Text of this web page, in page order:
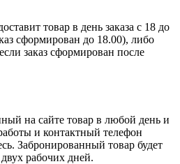
товар в день заказа с 18 до
сформирован до 18.00), либо
заказ сформирован после
на сайте товар в любой день и
и контактный телефон
Забронированный товар будет
рабочих дней.